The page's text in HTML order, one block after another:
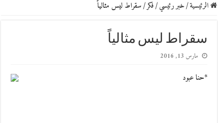
الرئيسية/خبر رئيسي/فكر/سقراط ليس مثالياً
سقراط ليس مثالياً
مارس 13, 2016
*حنا عبود